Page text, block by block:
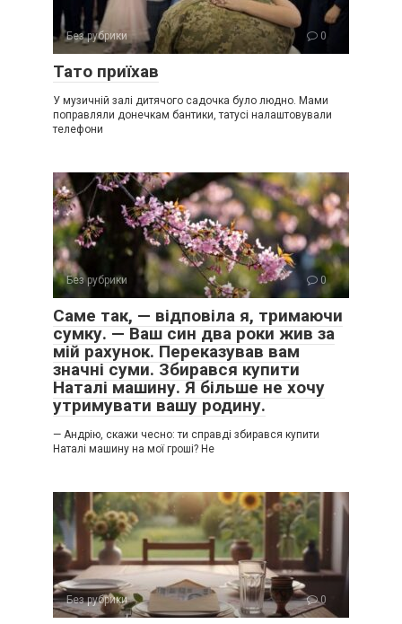
Без рубрики 0
Тато приїхав
У музичній залі дитячого садочка було людно. Мами
поправляли донечкам бантики, татусі налаштовували
телефони
Без рубрики 0
Саме так, — відповіла я, тримаючи
сумку. — Ваш син два роки жив за
мій рахунок. Переказував вам
значні суми. Збирався купити
Наталі машину. Я більше не хочу
утримувати вашу родину.
— Андрію, скажи чесно: ти справді збирався купити
Наталі машину на мої гроші? Не
Без рубрики 0